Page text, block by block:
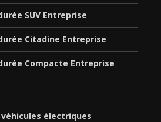
SUV Entreprise
Citadine Entreprise
Compacte Entreprise
électriques